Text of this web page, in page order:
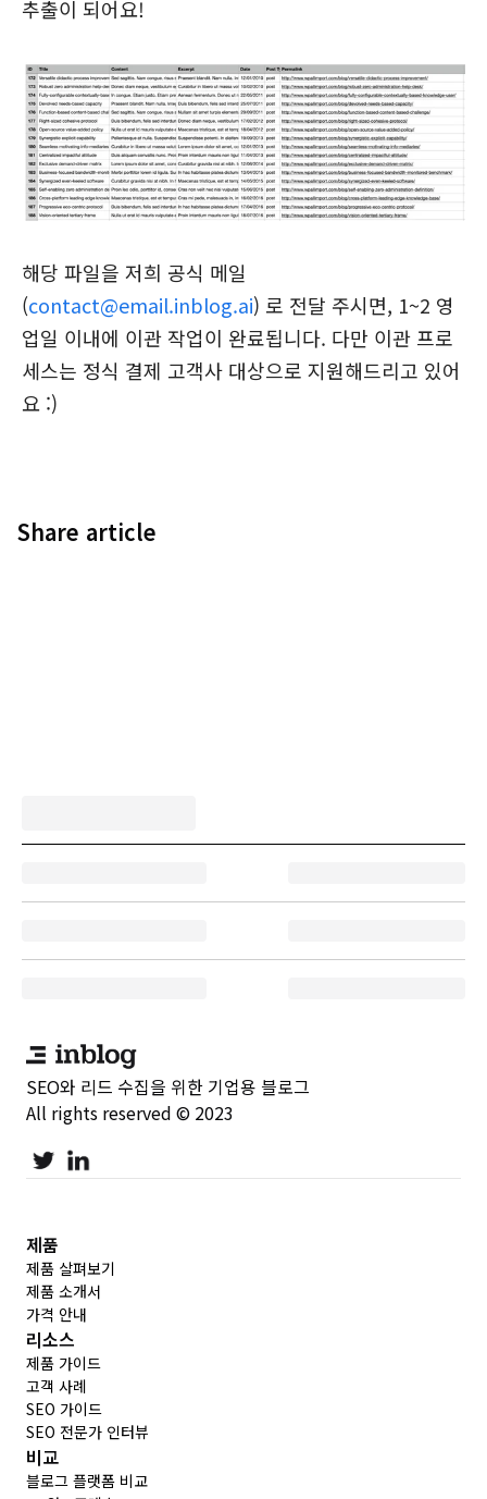
추출이 되어요!
해당 파일을 저희 공식 메일
(contact@email.inblog.ai) 로 전달 주시면, 1~2 영
업일 이내에 이관 작업이 완료됩니다. 다만 이관 프로
세스는 정식 결제 고객사 대상으로 지원해드리고 있어
요 :)
Share article
SEO와 리드 수집을 위한 기업용 블로그
All rights reserved © 2023
제품
제품 살펴보기
제품 소개서
가격 안내
리소스
제품 가이드
고객 사례
SEO 가이드
SEO 전문가 인터뷰
비교
블로그 플랫폼 비교